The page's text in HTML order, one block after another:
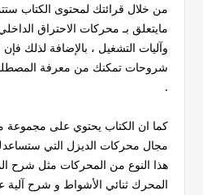
من خلال قرائتك لمحتوى الكتاب
مايتعلق بـ محركات الاحتراق
وآليات التشغيل ، بالإضافة لذلك
شروحات تمكنك من معرفة
.
كما ان الكتاب يحتوي على
مجال محركات الديزل التي
هذا النوع من المحركات مثل شرح
المحرك ثنائي الأشواط و شرح